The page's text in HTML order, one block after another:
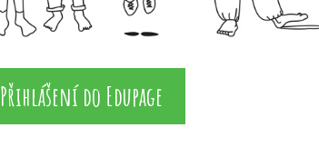
Přihlášení do Edupage